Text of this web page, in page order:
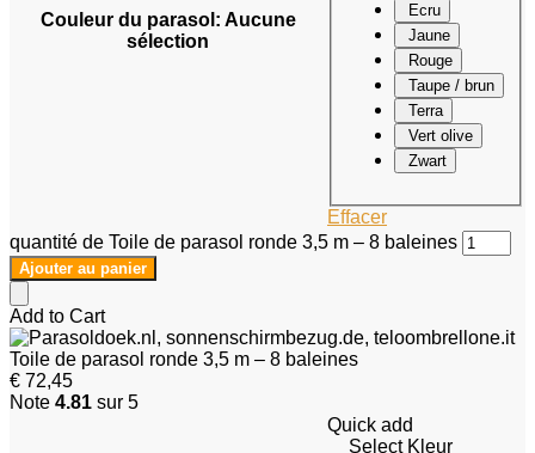
Couleur du parasol : Aucune
sélection
Ecru
Jaune
Rouge
Taupe / brun
Terra
Vert olive
Zwart
Effacer
quantité de Toile de parasol ronde 3,5 m – 8 baleines
Ajouter au panier
Add to Cart
Toile de parasol ronde 3,5 m – 8 baleines
€ 72,45
Note 4.81 sur 5
Quick add
Select Kleur